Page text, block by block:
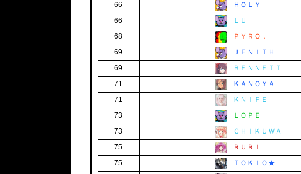
66
ＨＯＬＹ
66
ＬＵ
68
ＰＹＲＯ．
69
ＪＥＮＩＴＨ
69
ＢＥＮＮＥＴＴ
71
ＫＡＮＯＹＡ
71
ＫＮＩＦＥ
73
ＬＯＰＥ
73
ＣＨＩＫＵＷＡ
75
ＲＵＲＩ
75
ＴＯＫＩＯ★